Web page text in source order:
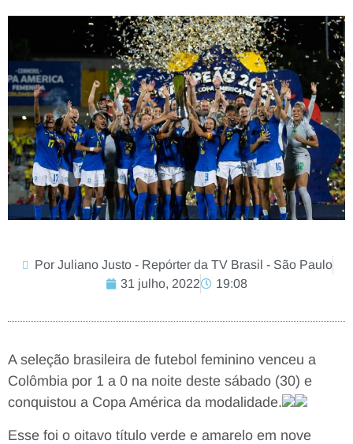
Por Juliano Justo - Repórter da TV Brasil - São Paulo
31 julho, 2022
19:08
A seleção brasileira de futebol feminino venceu a
Colômbia por 1 a 0 na noite deste sábado (30) e
conquistou a Copa América da modalidade.
Esse foi o oitavo título verde e amarelo em nove